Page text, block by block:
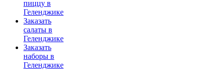
пиццу в
Геленджике
Заказать
салаты в
Геленджике
Заказать
наборы в
Геленджике